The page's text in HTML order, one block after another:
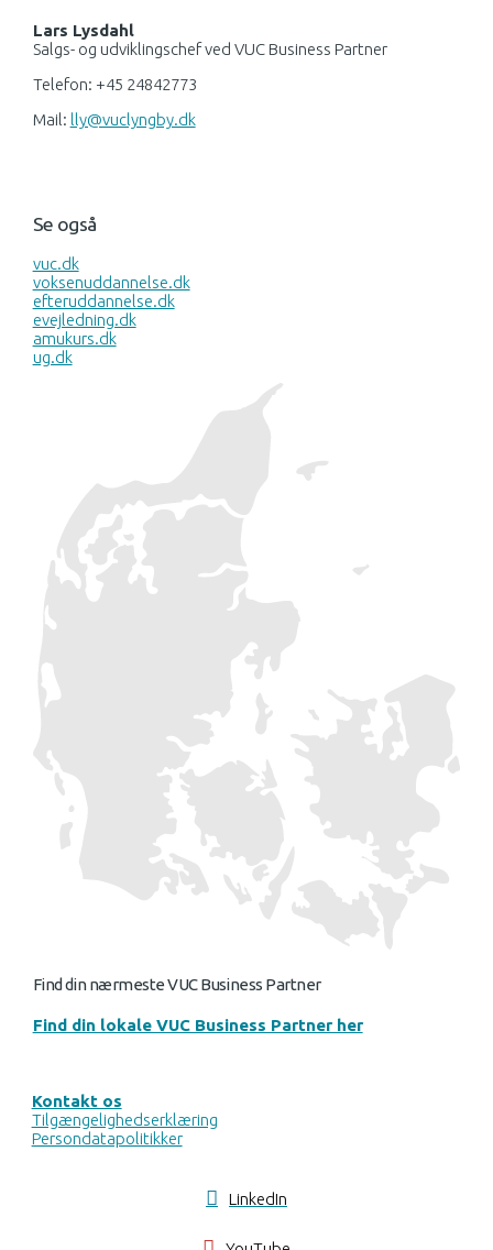
Lars Lysdahl
Salgs- og udviklingschef ved VUC Business Partner
Telefon: +45 24842773
Mail: lly@vuclyngby.dk
Se også
vuc.dk
voksenuddannelse.dk
efteruddannelse.dk
evejledning.dk
amukurs.dk
ug.dk
Find din nærmeste VUC Business Partner
Find din lokale VUC Business Partner her
Kontakt os
Tilgængelighedserklæring
Persondatapolitikker
LinkedIn